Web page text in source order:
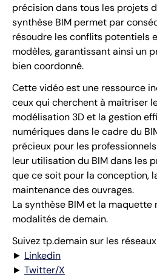
précision dans tous les projets
synthèse BIM permet par
résoudre les conflits potentiels
modèles, garantissant ainsi un
bien coordonné.
Cette vidéo est une ressource
ceux qui cherchent à maîtriser
modélisation 3D et la gestion
numériques dans le cadre du
précieux pour les
leur utilisation du BIM dans les
que ce soit pour la conception,
maintenance des ouvrages.
La synthèse BIM et la maquette
modalités de demain.
Suivez tp.demain sur les
► Linkedin
► Twitter/X